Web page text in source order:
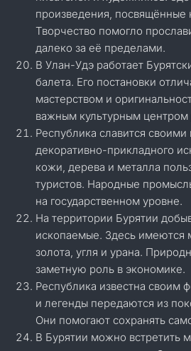
произведения, посвящённые
Творчество помогло
далеко за её пределами.
В Улан-Удэ работает
балета. Его постановки
мастерством и
важным культурным центром
Республика славится
декоративно-прикладного
кожи, дерева и металла
туристов. Народные
на государственном уровне.
На территории Бурятии
ископаемые. Здесь имеются
золота, угля и урана.
заметную роль в экономике.
Республика известна своим
и легенды передаются из
Они помогают сохранять
В Бурятии можно встретить